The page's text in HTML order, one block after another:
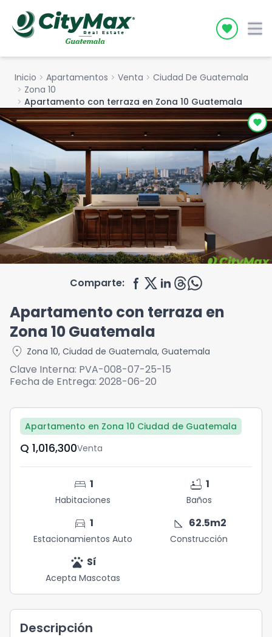
Icon
Inicio chevron_right Apartamentos chevron_right Venta chevron_right Ciudad De Guatemala
chevron_right Zona 10
chevron_right Apartamento con terraza en Zona 10 Guatemala
Comparte:
Apartamento con terraza en
Zona 10 Guatemala
location_on Zona 10, Ciudad de Guatemala, Guatemala
Clave Interna: PVA-008-07-25-15
Fecha de Entrega: 2028-06-20
Apartamento en Zona 10 Ciudad de Guatemala
Q	1,016,300Venta
bed 1
Habitaciones
bathtub 1
Baños
directions_car 1
Estacionamientos Auto
square_foot 62.5m2
Construcción
pets Sí
Acepta Mascotas
Descripción